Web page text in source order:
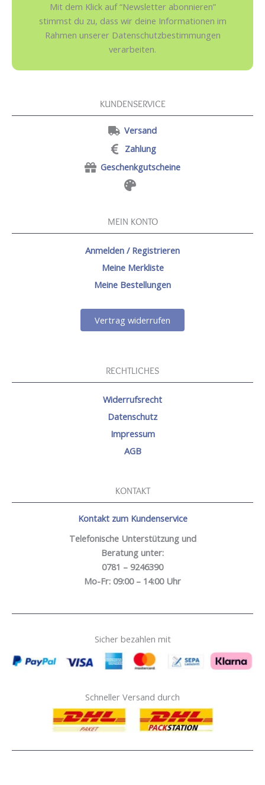
Mit dem Klick auf “Newsletter abonnieren”
stimmst du zu, dass wir deine Informationen im
Rahmen unserer Datenschutzbestimmungen
verarbeiten.
KUNDENSERVICE
Versand
Zahlung
Geschenkgutscheine
MEIN KONTO
Anmelden / Registrieren
Meine Merkliste
Meine Bestellungen
Vertrag widerrufen
RECHTLICHES
Widerrufsrecht
Datenschutz
Impressum
AGB
KONTAKT
Kontakt zum Kundenservice
Telefonische Unterstützung und
Beratung unter:
0781 – 9246390
Mo-Fr: 09:00 – 14:00 Uhr
Sicher bezahlen mit
Schneller Versand durch